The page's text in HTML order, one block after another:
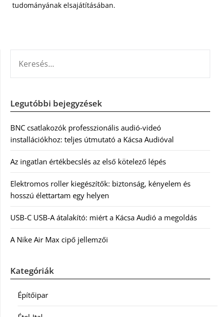
tudományának elsajátításában.
Legutóbbi bejegyzések
BNC csatlakozók professzionális audió-videó
installációkhoz: teljes útmutató a Kácsa Audióval
Az ingatlan értékbecslés az első kötelező lépés
Elektromos roller kiegészítők: biztonság, kényelem és
hosszú élettartam egy helyen
USB-C USB-A átalakító: miért a Kácsa Audió a megoldás
A Nike Air Max cipő jellemzői
Kategóriák
Építőipar